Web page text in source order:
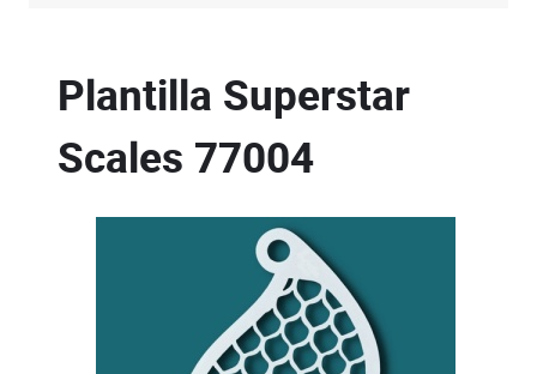
Plantilla Superstar
Scales 77004